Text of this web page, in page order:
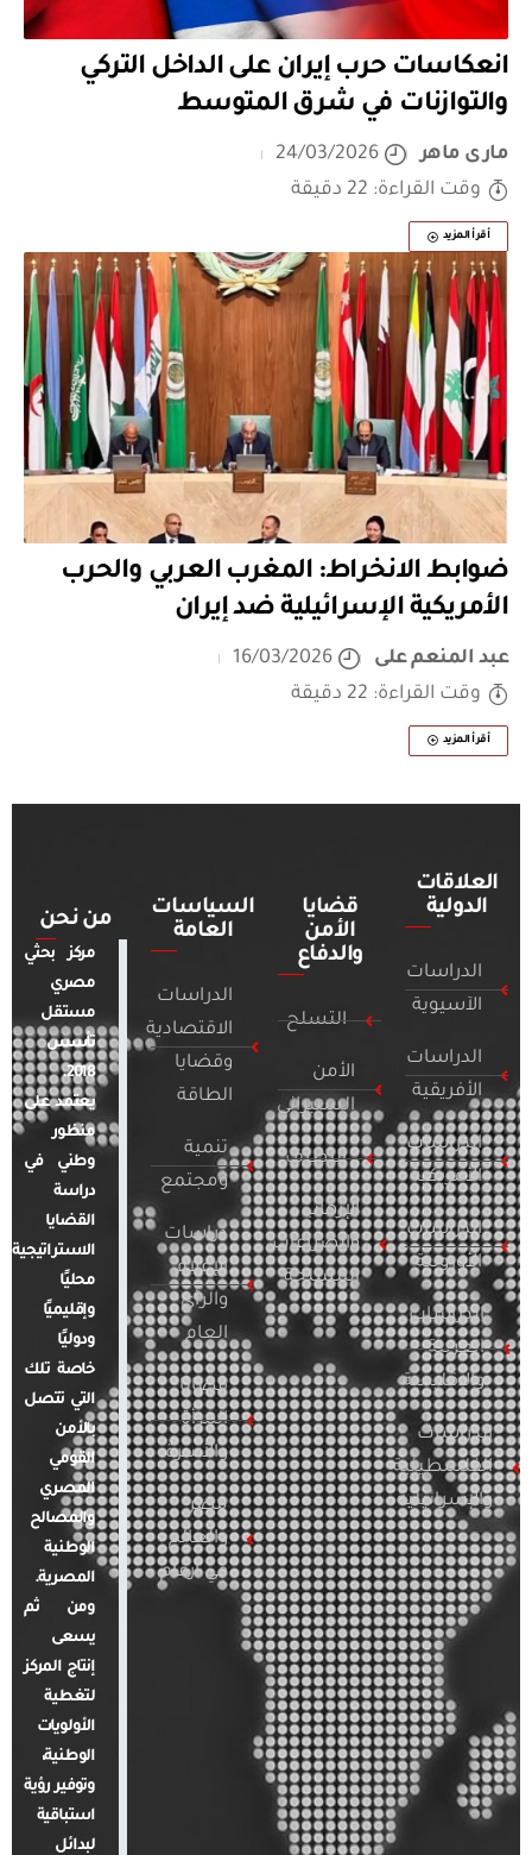
انعكاسات حرب إيران على الداخل التركي
والتوازنات في شرق المتوسط
مارى ماهر
24/03/2026
وقت القراءة: 22 دقيقة
أقرأ المزيد
ضوابط الانخراط: المغرب العربي والحرب
الأمريكية الإسرائيلية ضد إيران
عبد المنعم على
16/03/2026
وقت القراءة: 22 دقيقة
أقرأ المزيد
العلاقات
الدولية
الدراسات
الآسيوية
الدراسات
الأفريقية
الدراسات
الأمريكية
الدراسات
الأوروبية
الدراسات
العربية
والإقليمية
الدراسات
الفلسطينية
والإسرائيلية
قضايا
الأمن
والدفاع
التسلح
الأمن
السيبراني
التطرف
الإرهاب
والصراعات
المسلحة
السياسات
العامة
الدراسات
الاقتصادية
وقضايا
الطاقة
تنمية
ومجتمع
دراسات
الإعلام
والرأي
العام
قضايا
المرأة
والأسرة
مصر
والعالم
في أرقام
من نحن
مركز بحثي
مصري
مستقل
تأسس
2018.
يعتمد على
منظور
وطني في
دراسة
القضايا
الاستراتيجية
محليًا
وإقليميًا
ودوليًا
خاصة تلك
التي تتصل
بالأمن
القومي
المصري
والمصالح
الوطنية
المصرية.
ومن ثم
يسعى
إنتاج المركز
لتغطية
الأولويات
الوطنية،
وتوفير رؤية
استباقية
لبدائل